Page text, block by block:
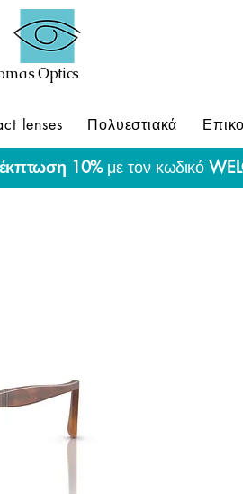
Optics
lenses Πολυεστιακά
έκπτωση 10%με τον κωδικό